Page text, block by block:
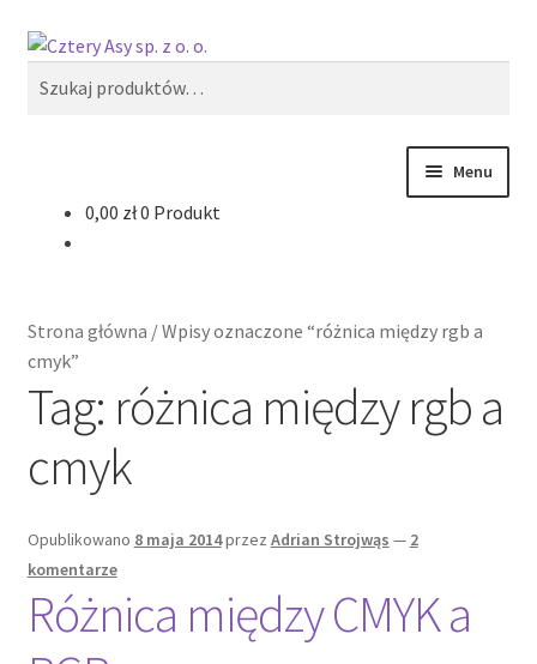
Przejdź
nawigacji
Przejdź
Szukaj
Menu
Produkty
Oferty specjalne
0,00 zł0 Produkt
Strona główna /Wpisy oznaczone “różnica między rgb a
cmyk”
Tag: różnica między rgb a
cmyk
Opublikowano 8 maja 2014przez Adrian Strojwąs — 2
komentarze
Różnica między CMYK a